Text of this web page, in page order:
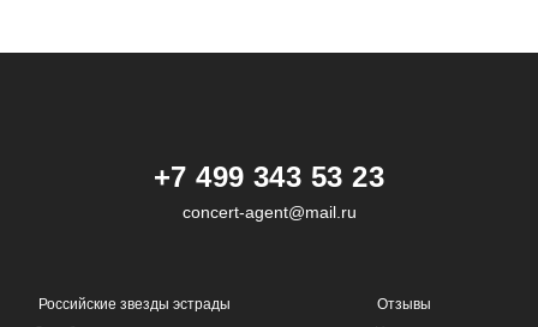
+7 499 343 53 23
concert-agent@mail.ru
Российские звезды эстрады
Отзывы